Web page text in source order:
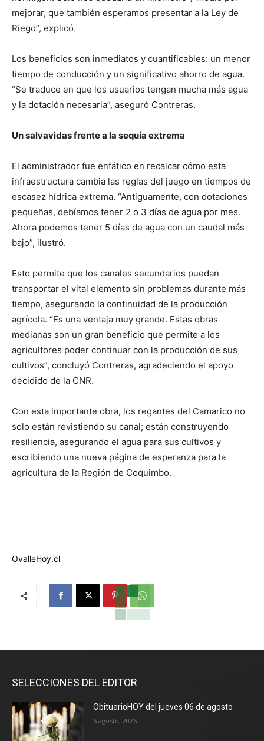
mejorar, que también esperamos presentar a la Ley de
Riego”, explicó.
Los beneficios son inmediatos y cuantificables: un menor
tiempo de conducción y un significativo ahorro de agua.
“Se traduce en que los usuarios tengan mucha más agua
y la dotación necesaria”, aseguró Contreras.
Un salvavidas frente a la sequía extrema
El administrador fue enfático en recalcar cómo esta
infraestructura cambia las reglas del juego en tiempos de
escasez hídrica extrema. “Antiguamente, con dotaciones
pequeñas, debíamos tener 2 o 3 días de agua por mes.
Ahora podemos tener 5 días de agua con un caudal más
bajo”, ilustró.
Esto permite que los canales secundarios puedan
transportar el vital elemento sin problemas durante más
tiempo, asegurando la continuidad de la producción
agrícola. “Es una ventaja muy grande. Estas obras
medianas son un gran beneficio que permite a los
agricultores poder continuar con la producción de sus
cultivos”, concluyó Contreras, agradeciendo el apoyo
decidido de la CNR.
Con esta importante obra, los regantes del Camarico no
solo están revistiendo su canal; están construyendo
resiliencia, asegurando el agua para sus cultivos y
escribiendo una nueva página de esperanza para la
agricultura de la Región de Coquimbo.
OvalleHoy.cl
SELECCIONES DEL EDITOR
ObituarioHOY del jueves 06 de agosto
6 agosto, 2026